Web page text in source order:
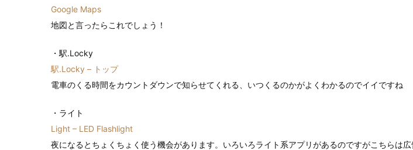
Google Maps
地図と言ったらこれでしょう！
・駅.Locky
駅.Locky – トップ
電車のくる時間をカウントダウンで知らせてくれる、いつくるのかがよくわかるのでイイですね
・ライト
Light – LED Flashlight
夜になるとちょくちょく使う機会があります。いろいろライト系アプリがあるのですがこちらは